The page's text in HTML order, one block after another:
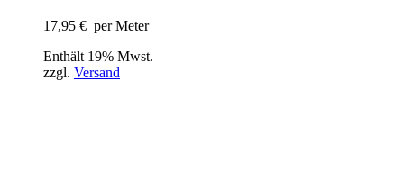
17,95 € per Meter
Enthält 19% Mwst.
zzgl. Versand